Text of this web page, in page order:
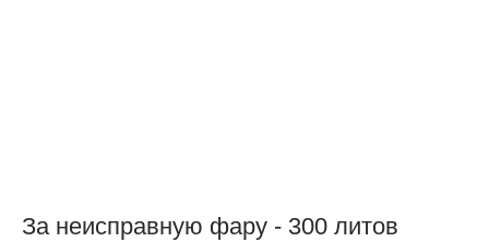
За неисправную фару - 300 литов